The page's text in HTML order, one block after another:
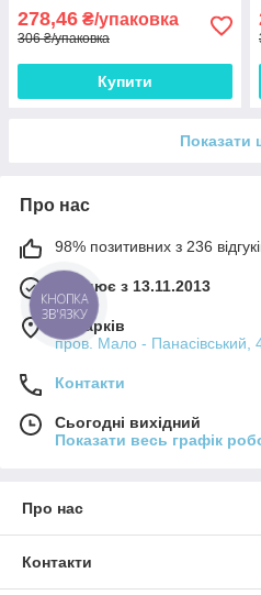
278,46 ₴/упаковка
306 ₴/упаковка
Купити
Показати
Про нас
98% позитивних з 236
Працює з 13.11.2013
м. Харків
пров. Мало - Панасівський,
Контакти
Сьогодні вихідний
Показати весь графік
Про нас
Контакти
КНОПКА
ЗВ'ЯЗКУ